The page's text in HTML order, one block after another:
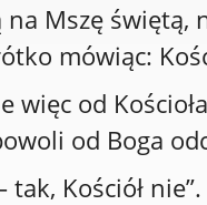
na Mszę
mówiąc:
więc od
od Boga
tak, Kościół